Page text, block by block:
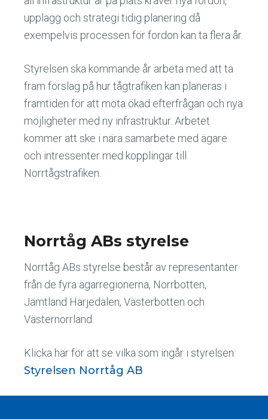
upplägg och strategi tidig planering då
exempelvis processen för fordon kan ta flera år.
Styrelsen ska kommande år arbeta med att ta
fram förslag på hur tågtrafiken kan planeras i
framtiden för att möta ökad efterfrågan och nya
möjligheter med ny infrastruktur. Arbetet
kommer att ske i nära samarbete med ägare
och intressenter med kopplingar till
Norrtågstrafiken.
Norrtåg ABs styrelse
Norrtåg ABs styrelse består av representanter
från de fyra ägarregionerna, Norrbotten,
Jämtland Härjedalen, Västerbotten och
Västernorrland.
Klicka här för att se vilka som ingår i styrelsen:
Styrelsen Norrtåg AB